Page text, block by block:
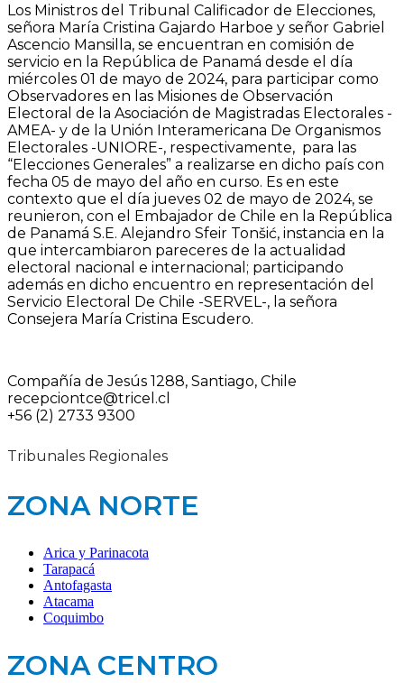
Los Ministros del Tribunal Calificador de Elecciones,
señora María Cristina Gajardo Harboe y señor Gabriel
Ascencio Mansilla, se encuentran en comisión de
servicio en la República de Panamá desde el día
miércoles 01 de mayo de 2024, para participar como
Observadores en las Misiones de Observación
Electoral de la Asociación de Magistradas Electorales -
AMEA- y de la Unión Interamericana De Organismos
Electorales -UNIORE-, respectivamente, para las
“Elecciones Generales” a realizarse en dicho país con
fecha 05 de mayo del año en curso. Es en este
contexto que el día jueves 02 de mayo de 2024, se
reunieron, con el Embajador de Chile en la República
de Panamá S.E. Alejandro Sfeir Tonšić, instancia en la
que intercambiaron pareceres de la actualidad
electoral nacional e internacional; participando
además en dicho encuentro en representación del
Servicio Electoral De Chile -SERVEL-, la señora
Consejera María Cristina Escudero.
Compañía de Jesús 1288, Santiago, Chile
recepciontce@tricel.cl
+56 (2) 2733 9300
Tribunales Regionales
ZONA NORTE
Arica y Parinacota
Tarapacá
Antofagasta
Atacama
Coquimbo
ZONA CENTRO